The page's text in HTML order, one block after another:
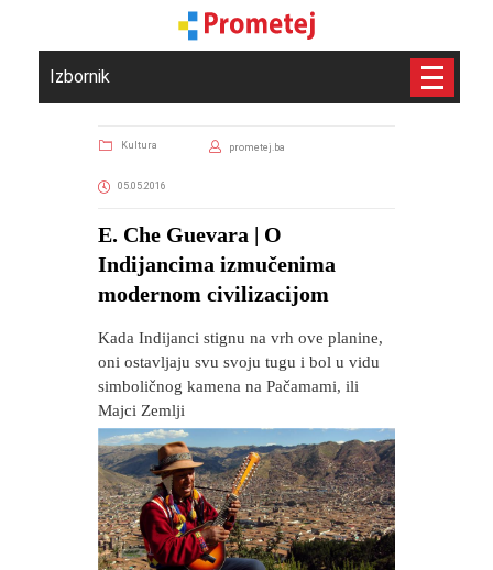
Izbornik
Kultura prometej.ba
05.05.2016
E. Che Guevara | O
Indijancima izmučenima
modernom civilizacijom
Kada Indijanci stignu na vrh ove planine,
oni ostavljaju svu svoju tugu i bol u vidu
simboličnog kamena na Pačamami, ili
Majci Zemlji